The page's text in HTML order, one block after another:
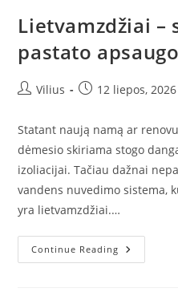
Ir
Augimą
Lietvamzdžiai –
pastato
PostVilius
Post12 liepos, 2026
Statant naują namą ar
dėmesio skiriama stogo
izoliacijai. Tačiau dažnai
vandens nuvedimo sistema,
yra lietvamzdžiai.…
Continue Reading
–